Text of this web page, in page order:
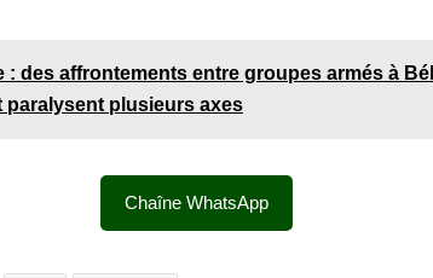
: des affrontements entre groupes armés à
paralysent plusieurs axes
Chaîne WhatsApp